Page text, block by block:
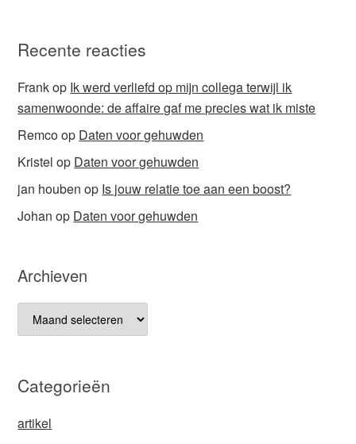
Recente reacties
Frankop Ik werd verliefd op mijn collega terwijl ik
samenwoonde: de affaire gaf me precies wat ik miste
Remcoop Daten voor gehuwden
Kristel op Daten voor gehuwden
jan houben op Is jouw relatie toe aan een boost?
Johan op Daten voor gehuwden
Archieven
Archieven
Categorieën
artikel